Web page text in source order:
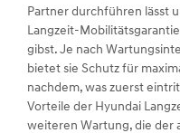
Partner durchführen lässt
Langzeit-
gibst. Je nach
bietet sie Schutz für
nachdem, was zuerst
Vorteile der Hyundai
weiteren Wartung, die der